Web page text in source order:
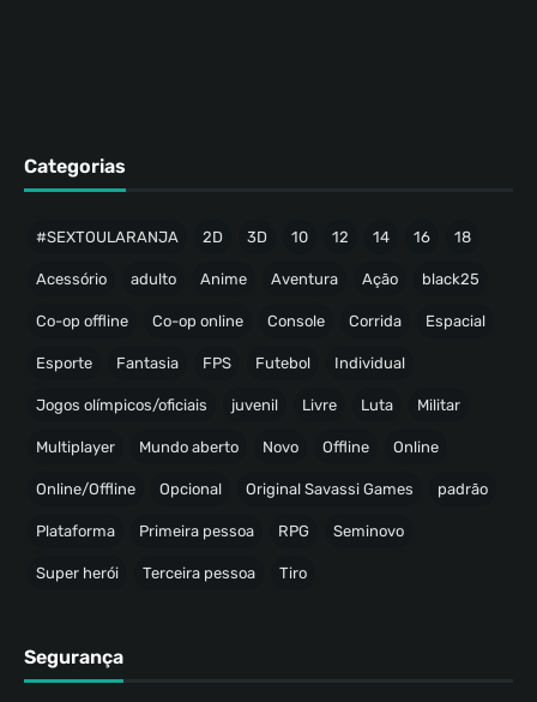
Categorias
#SEXTOULARANJA 2D 3D 10 12 14 16 18
Acessório adulto Anime Aventura Ação black25
Co-op offline Co-op online Console Corrida Espacial
Esporte Fantasia FPS Futebol Individual
Jogos olímpicos/oficiais juvenil Livre Luta Militar
Multiplayer Mundo aberto Novo Offline Online
Online/Offline Opcional Original Savassi Games padrão
Plataforma Primeira pessoa RPG Seminovo
Super herói Terceira pessoa Tiro
Segurança